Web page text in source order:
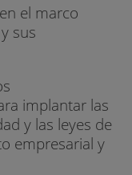
el marco
sus
implantar las
y las leyes de
empresarial y